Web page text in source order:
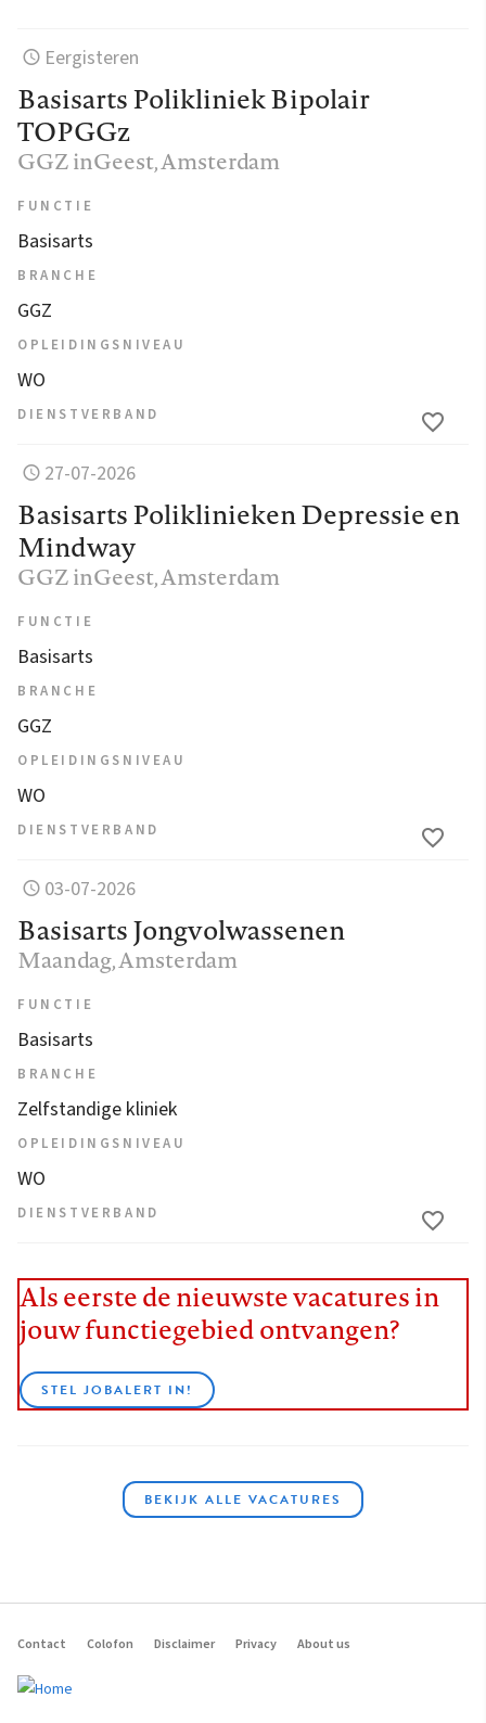
Eergisteren
Basisarts Polikliniek Bipolair
TOPGGz
GGZ inGeest, Amsterdam
FUNCTIE
Basisarts
BRANCHE
GGZ
OPLEIDINGSNIVEAU
WO
DIENSTVERBAND
27-07-2026
Basisarts Poliklinieken Depressie en
Mindway
GGZ inGeest, Amsterdam
FUNCTIE
Basisarts
BRANCHE
GGZ
OPLEIDINGSNIVEAU
WO
DIENSTVERBAND
03-07-2026
Basisarts Jongvolwassenen
Maandag, Amsterdam
FUNCTIE
Basisarts
BRANCHE
Zelfstandige kliniek
OPLEIDINGSNIVEAU
WO
DIENSTVERBAND
Als eerste de nieuwste vacatures in
jouw functiegebied ontvangen?
STEL JOBALERT IN!
BEKIJK ALLE VACATURES
Footer
navigation
Contact Colofon Disclaimer Privacy About us